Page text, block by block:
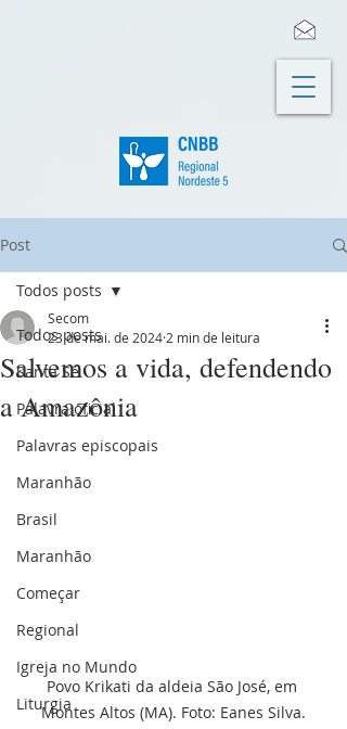
Post
Todos posts
Santa Sé
Palavra oficial
Palavras episcopais
Maranhão
Brasil
Maranhão
Começar
Regional
Igreja no Mundo
Liturgia
Todos posts
Salvemos a vida, defendendo
a Amazônia
Secom
23 de mai. de 2024 2 min de leitura
Povo Krikati da aldeia São José, em
Montes Altos (MA). Foto: Eanes Silva.